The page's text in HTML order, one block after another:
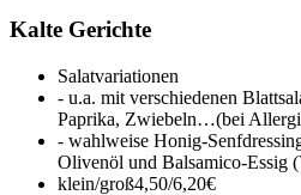
Kalte Gerichte
Salatvariationen
- u.a. mit verschiedenen
Paprika, Zwiebeln…(bei
- wahlweise Honig-
Olivenöl und Balsamico-Essig
klein/groß4,50/6,20€